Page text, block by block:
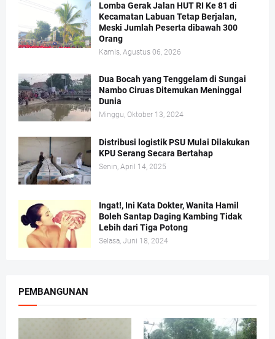
Lomba Gerak Jalan HUT RI Ke 81 di
Kecamatan Labuan Tetap Berjalan,
Meski Jumlah Peserta dibawah 300
Orang
Kamis, Agustus 06, 2026
Dua Bocah yang Tenggelam di Sungai
Nambo Ciruas Ditemukan Meninggal
Dunia
Minggu, Oktober 13, 2024
Distribusi logistik PSU Mulai Dilakukan
KPU Serang Secara Bertahap
Senin, April 14, 2025
Ingat!, Ini Kata Dokter, Wanita Hamil
Boleh Santap Daging Kambing Tidak
Lebih dari Tiga Potong
Selasa, Juni 18, 2024
PEMBANGUNAN